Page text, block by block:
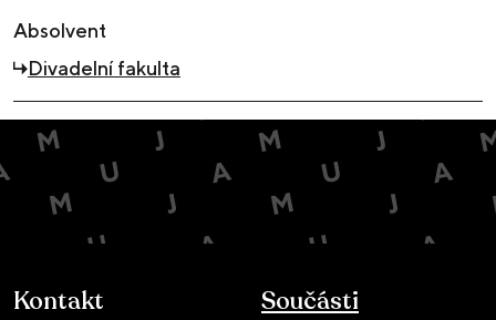
Absolvent
Divadelní fakulta
Kontakt Součásti